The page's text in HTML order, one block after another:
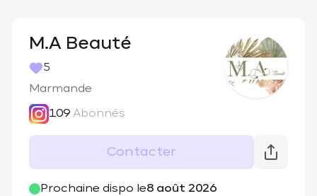
M.A Beauté
5
Marmande
109 Abonnés
Contacter
Prochaine dispo le8 août 2026
@_m.a_beaute